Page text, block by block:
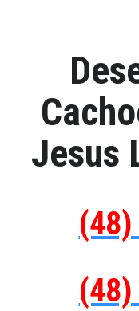
Jesus